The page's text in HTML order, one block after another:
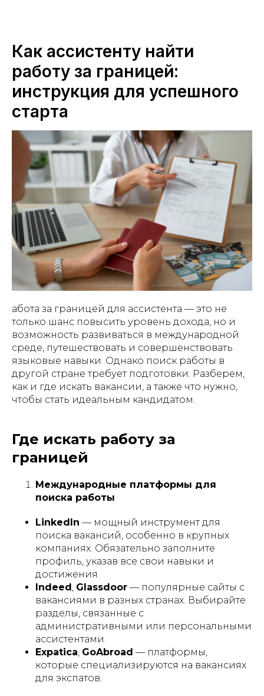
Как ассистенту найти
работу за границей:
инструкция для успешного
старта
абота за границей для ассистента — это не
только шанс повысить уровень дохода, но и
возможность развиваться в международной
среде, путешествовать и совершенствовать
языковые навыки. Однако поиск работы в
другой стране требует подготовки. Разберем,
как и где искать вакансии, а также что нужно,
чтобы стать идеальным кандидатом.
Где искать работу за
границей
Международные платформы для
поиска работы
LinkedIn — мощный инструмент для
поиска вакансий, особенно в крупных
компаниях. Обязательно заполните
профиль, указав все свои навыки и
достижения.
Indeed Glassdoor — популярные сайты с
вакансиями в разных странах. Выбирайте
разделы, связанные с
административными или персональными
ассистентами.
Expatica GoAbroad — платформы,
которые специализируются на вакансиях
для экспатов.